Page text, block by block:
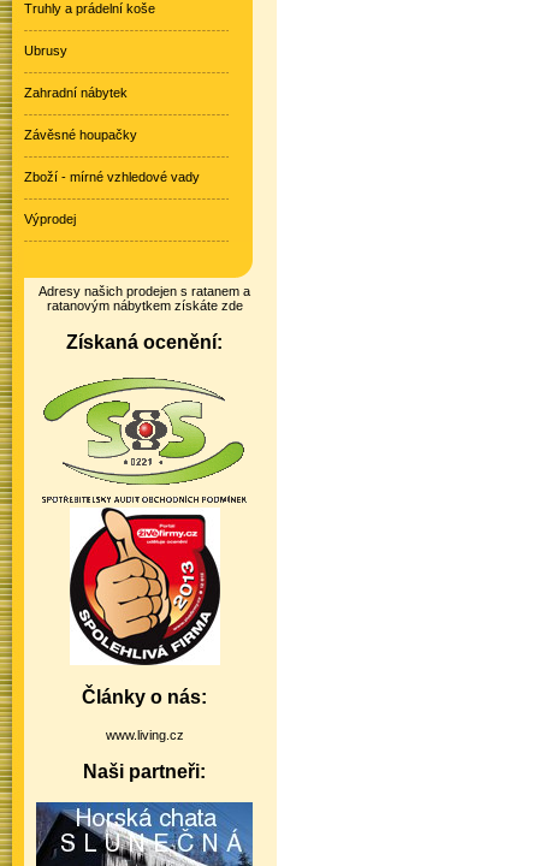
Truhly a prádelní koše
Ubrusy
Zahradní nábytek
Závěsné houpačky
Zboží - mírné vzhledové vady
Výprodej
Adresy našich prodejen s ratanem a
ratanovým nábytkem získáte zde
Získaná ocenění:
Články o nás:
www.living.cz
Naši partneři: